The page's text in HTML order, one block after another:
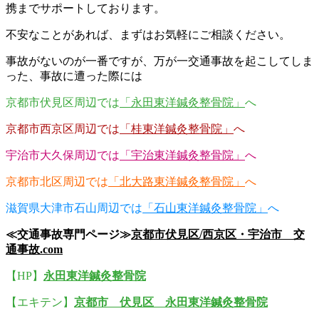
携までサポートしております。
不安なことがあれば、まずはお気軽にご相談ください。
事故がないのが一番ですが、万が一交通事故を起こしてしま
った、事故に遭った際には
京都市伏見区周辺では 「永田東洋鍼灸整骨院」 へ
京都市西京区周辺では 「桂東洋鍼灸整骨院」 へ
宇治市大久保周辺では 「宇治東洋鍼灸整骨院」 へ
京都市北区周辺では 「北大路東洋鍼灸整骨院」 へ
滋賀県大津市石山周辺では 「石山東洋鍼灸整骨院」 へ
≪交通事故専門ページ≫京都市伏見区/西京区・宇治市 交
通事故.com
【HP】 永田東洋鍼灸整骨院
【エキテン】 京都市 伏見区 永田東洋鍼灸整骨院